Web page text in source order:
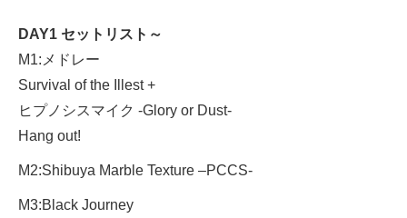
DAY1 セットリスト～
M1:メドレー
Survival of the Illest +
ヒプノシスマイク -Glory or Dust-
Hang out!
M2:Shibuya Marble Texture –PCCS-
M3:Black Journey